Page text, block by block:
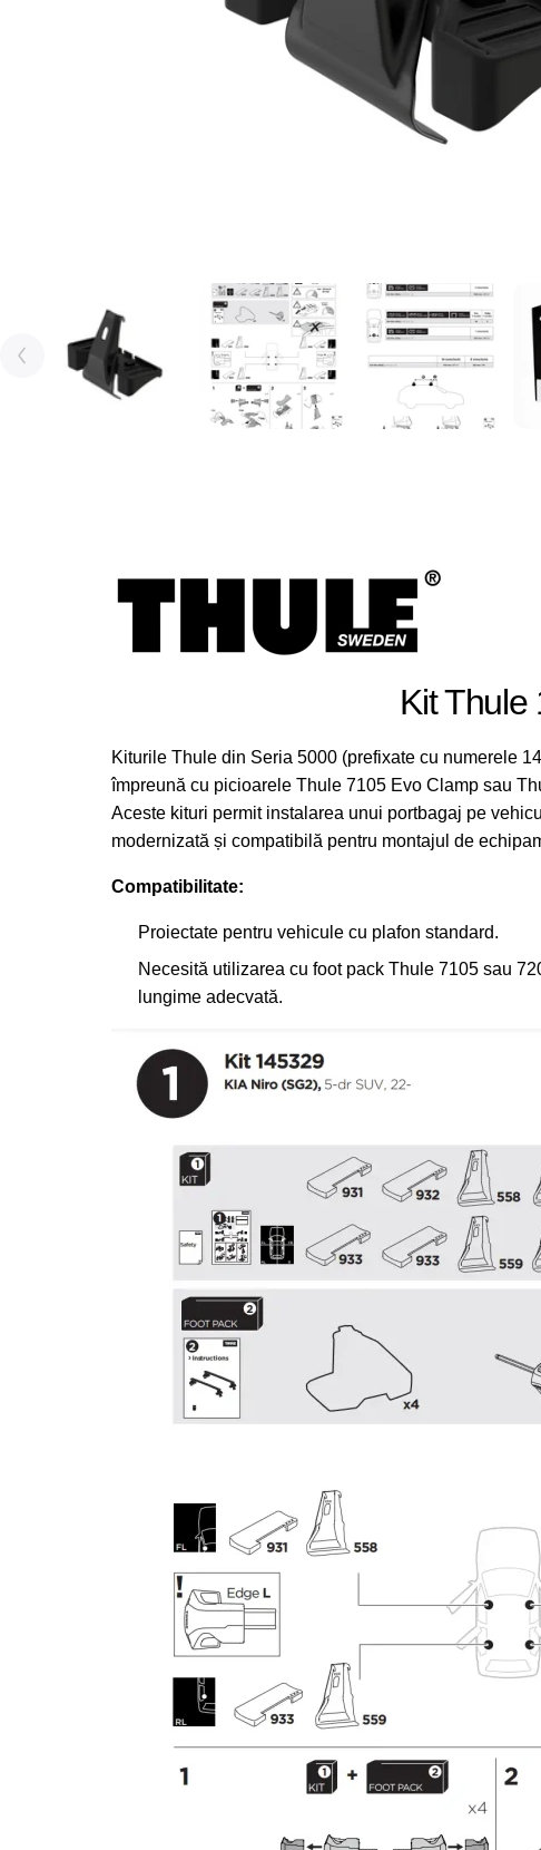
Kit Thule
Kiturile Thule din Seria 5000 (prefixate cu numerele
împreună cu picioarele Thule 7105 Evo Clamp sau
Aceste kituri permit instalarea unui portbagaj pe
modernizată și compatibilă pentru montajul de
Compatibilitate:
Proiectate pentru vehicule cu plafon standard.
Necesită utilizarea cu foot pack Thule 7105 sau
lungime adecvată.